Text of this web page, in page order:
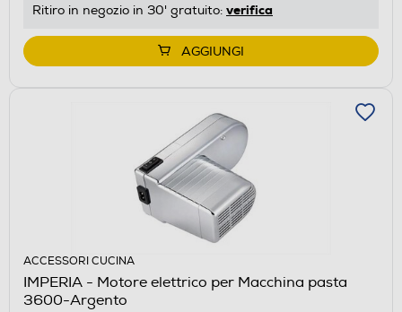
Ritiro in negozio in 30' gratuito: verifica
AGGIUNGI
ACCESSORI CUCINA
IMPERIA - Motore elettrico per Macchina pasta
3600-Argento